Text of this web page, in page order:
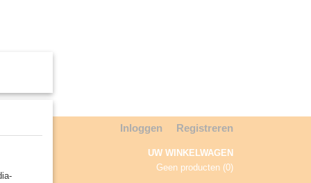
Inloggen Registreren
UW WINKELWAGEN
Geen producten (0)